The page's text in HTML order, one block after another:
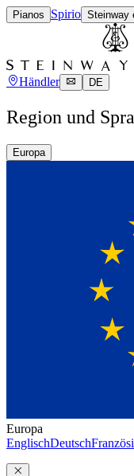
Pianos Spirio Steinway
Händler DE
Region und
Europa
Europa
EnglischDeutsch